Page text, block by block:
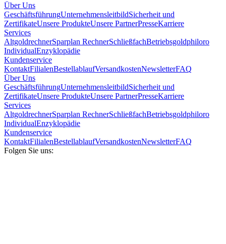
Über Uns
GeschäftsführungUnternehmensleitbildSicherheit und
ZertifikateUnsere ProdukteUnsere PartnerPresseKarriere
Services
AltgoldrechnerSparplan RechnerSchließfachBetriebsgoldphiloro
IndividualEnzyklopädie
Kundenservice
KontaktFilialenBestellablaufVersandkostenNewsletterFAQ
Über Uns
GeschäftsführungUnternehmensleitbildSicherheit und
ZertifikateUnsere ProdukteUnsere PartnerPresseKarriere
Services
AltgoldrechnerSparplan RechnerSchließfachBetriebsgoldphiloro
IndividualEnzyklopädie
Kundenservice
KontaktFilialenBestellablaufVersandkostenNewsletterFAQ
Folgen Sie uns: